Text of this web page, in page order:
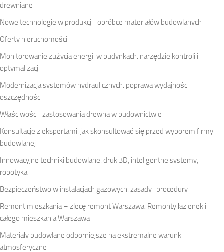
drewniane
Nowe technologie w produkcji i obróbce materiałów budowlanych
Oferty nieruchomości
Monitorowanie zużycia energii w budynkach: narzędzie kontroli i
optymalizacji
Modernizacja systemów hydraulicznych: poprawa wydajności i
oszczędności
Właściwości i zastosowania drewna w budownictwie
Konsultacje z ekspertami: jak skonsultować się przed wyborem firmy
budowlanej
Innowacyjne techniki budowlane: druk 3D, inteligentne systemy,
robotyka
Bezpieczeństwo w instalacjach gazowych: zasady i procedury
Remont mieszkania – zlecę remont Warszawa. Remonty łazienek i
całego mieszkania Warszawa
Materiały budowlane odporniejsze na ekstremalne warunki
atmosferyczne